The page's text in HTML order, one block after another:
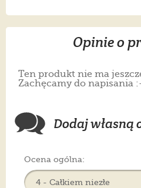
Opinie o
Ten produkt nie ma
Zachęcamy do napisania
Dodaj własną
Ocena ogólna: